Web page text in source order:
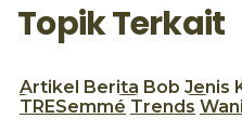
Topik Terkait
Artikel Berita Bob Jenis
TRESemmé Trends